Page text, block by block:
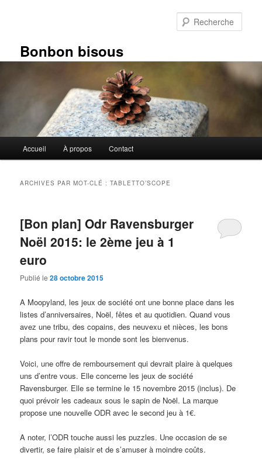
Bonbon bisous
principal
Accueil À propos Contact
ARCHIVES PAR MOT-CLÉ :TABLETTO’SCOPE
[Bon plan] Odr Ravensburger
Noël 2015: le 2ème jeu à 1
euro
Publié le28 octobre 2015
A Moopyland, les jeux de société ont une bonne place dans les
listes d’anniversaires, Noël, fêtes et au quotidien. Quand vous
avez une tribu, des copains, des neuvexu et nièces, les bons
plans pour ravir tout le monde sont les bienvenus.
Voici, une offre de remboursement qui devrait plaire à quelques
uns d’entre vous. Elle concerne les jeux de société
Ravensburger. Elle se termine le 15 novembre 2015 (inclus). De
quoi prévoir les cadeaux sous le sapin de Noël. La marque
propose une nouvelle ODR avec le second jeu à 1€.
A noter, l’ODR touche aussi les puzzles. Une occasion de se
divertir, se faire plaisir et de s’amuser à moindre coûts.